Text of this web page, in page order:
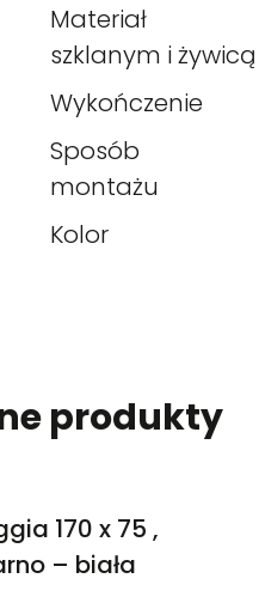
Materiał
szklanym i żywicą
Wykończenie
Sposób
montażu
Kolor
produkty
170 x 75 ,
– biała